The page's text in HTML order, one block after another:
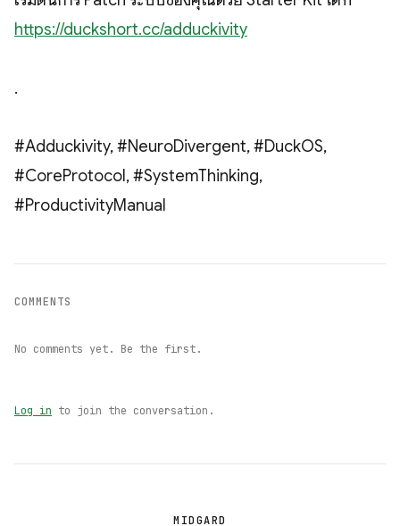
https://duckshort.cc/adduckivity
.
#Adduckivity, #NeuroDivergent, #DuckOS,
#CoreProtocol, #SystemThinking,
#ProductivityManual
COMMENTS
No comments yet. Be the first.
Log in to join the conversation.
MIDGARD